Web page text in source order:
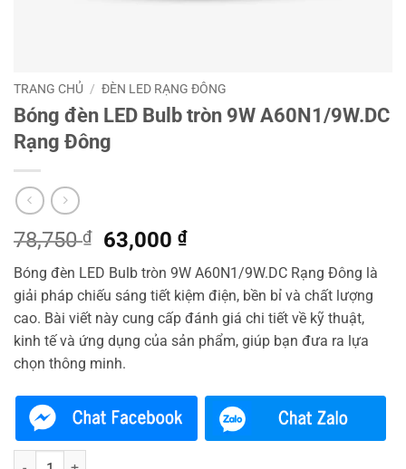
TRANG CHỦ / ĐÈN LED RẠNG ĐÔNG
Bóng đèn LED Bulb tròn 9W A60N1/9W.DC
Rạng Đông
78,750₫
Giá
gốc
là:
78,750 ₫.
63,000₫Giá
hiện
tại
là:
63,000 ₫.
Bóng đèn LED Bulb tròn 9W A60N1/9W.DC Rạng Đông là
giải pháp chiếu sáng tiết kiệm điện, bền bỉ và chất lượng
cao. Bài viết này cung cấp đánh giá chi tiết về kỹ thuật,
kinh tế và ứng dụng của sản phẩm, giúp bạn đưa ra lựa
chọn thông minh.
Bóng đèn LED Bulb tròn 9W A60N1/9W.DC Rạng Đông số lượng